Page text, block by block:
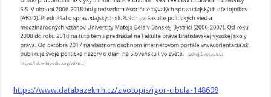
https://www.databazeknih.cz/zivotopis/igor-cibula-148698